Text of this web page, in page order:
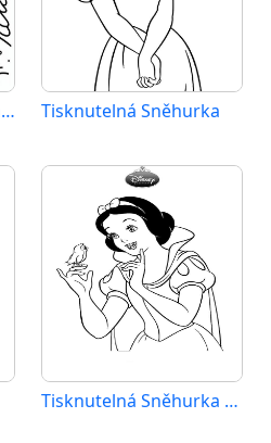
Zdarma Sněhurka Vymalovatelné Tisknutelná Sněhurka
Tisknutelná Sněhurka Obrázek